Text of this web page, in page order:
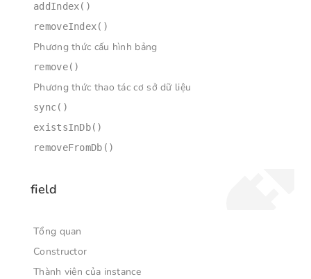
addIndex()
removeIndex()
Phương thức cấu hình bảng
remove()
Phương thức thao tác cơ sở dữ liệu
sync()
existsInDb()
removeFromDb()
field
Tổng quan
Constructor
Thành viên của instance